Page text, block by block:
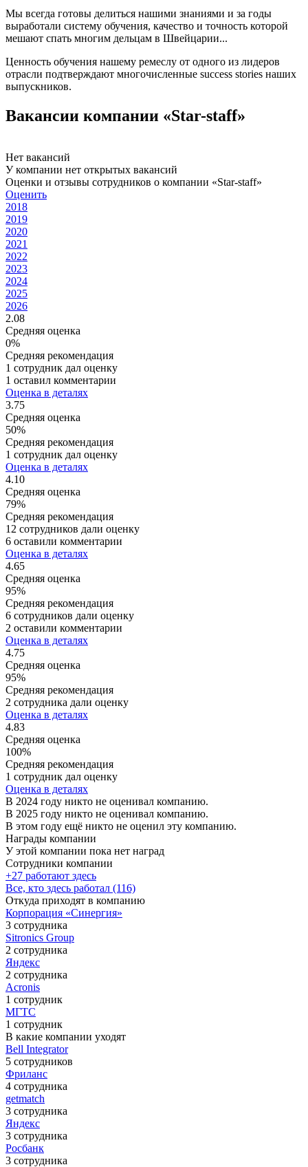
Мы всегда готовы делиться нашими знаниями и за годы
выработали систему обучения, качество и точность которой
мешают спать многим дельцам в Швейцарии...
Ценность обучения нашему ремеслу от одного из лидеров
отрасли подтверждают многочисленные success stories наших
выпускников.
Вакансии компании «Star-staff»
Нет вакансий
У компании нет открытых вакансий
Оценки и отзывы сотрудников о компании «Star-staff»
Оценить
2018
2019
2020
2021
2022
2023
2024
2025
2026
2.08
Средняя оценка
0%
Средняя рекомендация
1 сотрудник дал оценку
1 оставил комментарии
Оценка в деталях
3.75
Средняя оценка
50%
Средняя рекомендация
1 сотрудник дал оценку
Оценка в деталях
4.10
Средняя оценка
79%
Средняя рекомендация
12 сотрудников дали оценку
6 оставили комментарии
Оценка в деталях
4.65
Средняя оценка
95%
Средняя рекомендация
6 сотрудников дали оценку
2 оставили комментарии
Оценка в деталях
4.75
Средняя оценка
95%
Средняя рекомендация
2 сотрудника дали оценку
Оценка в деталях
4.83
Средняя оценка
100%
Средняя рекомендация
1 сотрудник дал оценку
Оценка в деталях
В 2024 году никто не оценивал компанию.
В 2025 году никто не оценивал компанию.
В этом году ещё никто не оценил эту компанию.
Награды компании
У этой компании пока нет наград
Сотрудники компании
+27 работают здесь
Все, кто здесь работал (116)
Откуда приходят в компанию
Корпорация «Синергия»
3 сотрудника
Sitronics Group
2 сотрудника
Яндекс
2 сотрудника
Acronis
1 сотрудник
МГТС
1 сотрудник
В какие компании уходят
Bell Integrator
5 сотрудников
Фриланс
4 сотрудника
getmatch
3 сотрудника
Яндекс
3 сотрудника
Росбанк
3 сотрудника